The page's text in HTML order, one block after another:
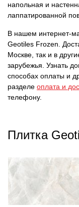
напольная и
лаппатированной
В нашем интернет-
Geotiles Frozen.
Москве, так и в
зарубежья. Узнать
способах оплаты и
разделе оплата и
телефону.
Плитка